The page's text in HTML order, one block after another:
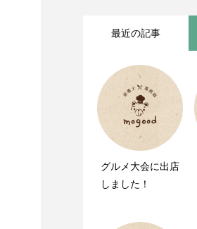
最近の記事
グルメ大会に出店
しました！
mogood（モグ
ゥ）の公式サイト